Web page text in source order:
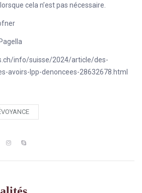
cela n’est pas nécessaire.
info/suisse/2024/article/des-
avoirs-lpp-denoncees-28632678.html